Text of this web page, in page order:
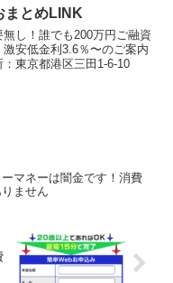
まともにお金を借りれませ
いる金額や金利も嘘です。
金の見分け方やその手口や
を実際に体験をもとに紹介
良で審査の柔軟な貸金業
まとめLINK
し！誰でも200万円ご融資
激安低金利3.6％〜のご案内
東京都港区三田1-6-10
ーマネーは闇金です！消費
ません